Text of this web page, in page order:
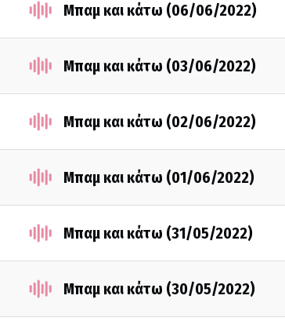
Μπαμ και κάτω (06/06/2022)
Μπαμ και κάτω (03/06/2022)
Μπαμ και κάτω (02/06/2022)
Μπαμ και κάτω (01/06/2022)
Μπαμ και κάτω (31/05/2022)
Μπαμ και κάτω (30/05/2022)